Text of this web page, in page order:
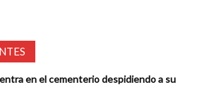
en el cementerio despidiendo a su